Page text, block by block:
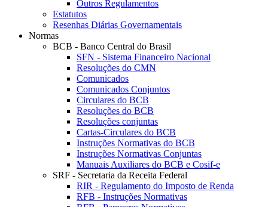
Outros Regulamentos
Estatutos
Resenhas Diárias Governamentais
Normas
BCB - Banco Central do Brasil
SFN - Sistema Financeiro Nacional
Resoluções do CMN
Comunicados
Comunicados Conjuntos
Circulares do BCB
Resoluções do BCB
Resoluções conjuntas
Cartas-Circulares do BCB
Instruções Normativas do BCB
Instruções Normativas Conjuntas
Manuais Auxiliares do BCB e Cosif-e
SRF - Secretaria da Receita Federal
RIR - Regulamento do Imposto de Renda
RFB - Instruções Normativas